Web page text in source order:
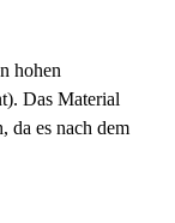
hohen
Das Material
da es nach dem